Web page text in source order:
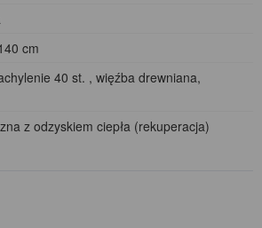
cm
40 st. , więźba drewniana,
z odzyskiem ciepła (rekuperacja)